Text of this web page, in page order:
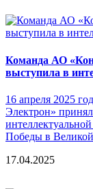
Команда АО
выступила в
16 апреля 2025
Электрон»
Победы в
17.04.2025